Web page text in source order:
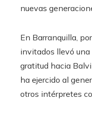
nuevas
En Barranquilla,
invitados llevó
gratitud hacia
ha ejercido al
otros intérpretes